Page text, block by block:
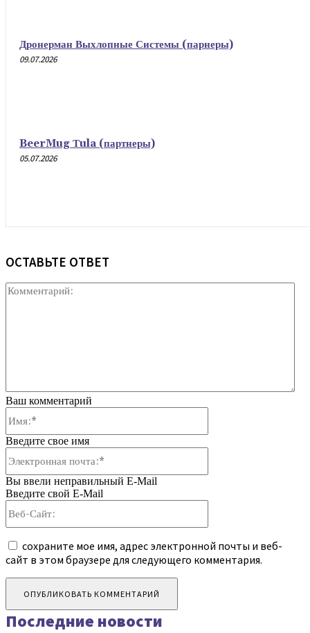
Дронерман Выхлопные Системы (парнеры)
09.07.2026
BeerMug Тula (партнеры)
05.07.2026
ОСТАВЬТЕ ОТВЕТ
Ваш комментарий
Введите свое имя
Вы ввели неправильный E-Mail
Введите свой E-Mail
сохраните мое имя, адрес электронной почты и веб-
сайт в этом браузере для следующего комментария.
Последние новости